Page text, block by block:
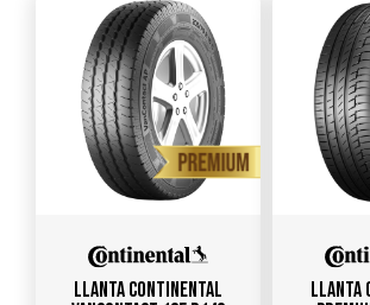
Llanta CONTINENTAL
Llanta